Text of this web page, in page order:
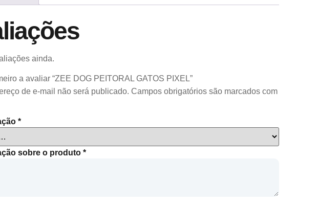
ainda.
a avaliar “ZEE DOG PEITORAL GATOS PIXEL”
de e-mail não será publicado. Campos obrigatórios são marcados com
*
sobre o produto *